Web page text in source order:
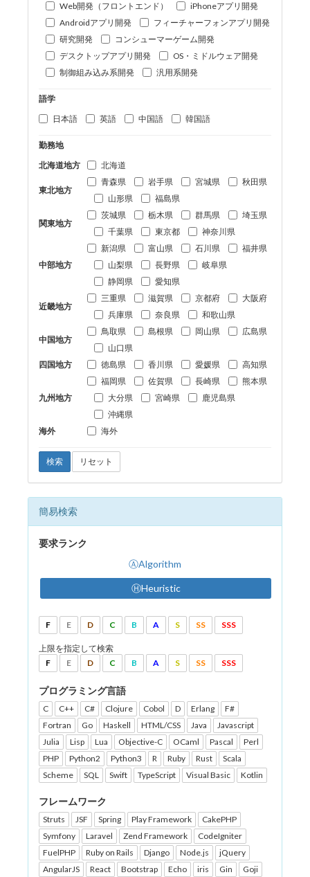
Web開発（フロントエンド）
iPhoneアプリ開発
Androidアプリ開発
フィーチャーフォンアプリ開発
研究開発
コンシューマーゲーム開発
デスクトップアプリ開発
OS・ミドルウェア開発
制御組み込み系開発
汎用系開発
語学
日本語
英語 中国語 韓国語
勤務地
北海道地方
北海道
東北地方
青森県 岩手県 宮城県
秋田県
山形県
福島県
関東地方
茨城県 栃木県 群馬県
埼玉県
千葉県
東京都 神奈川県
中部地方
新潟県 富山県 石川県
福井県
山梨県
長野県
岐阜県
静岡県
愛知県
近畿地方
三重県 滋賀県 京都府
大阪府
兵庫県
奈良県 和歌山県
中国地方
鳥取県 島根県 岡山県
広島県
山口県
四国地方
徳島県 香川県 愛媛県 高知県
九州地方
福岡県 佐賀県 長崎県
熊本県
大分県
宮崎県
鹿児島県
沖縄県
海外
海外
検索 リセット
簡易検索
要求ランク
ⒶAlgorithm
ⒽHeuristic
F E D C B A S SS SSS
上限を指定して検索
F
E D C B A S SS SSS
プログラミング言語
C C++ C# Clojure Cobol D Erlang
F#
Fortran
Go Haskell HTML/CSS Java
Javascript
Julia
Lisp Lua Objective-C OCaml Pascal
Perl
PHP
Python2 Python3 R Ruby Rust
Scala
Scheme
SQL Swift TypeScript Visual Basic Kotlin
フレームワーク
Struts JSF Spring Play Framework
CakePHP
Symfony
Laravel Zend Framework
CodeIgniter
FuelPHP
Ruby on Rails Django Node.js
jQuery
AngularJS
React Bootstrap Echo iris Gin
Goji